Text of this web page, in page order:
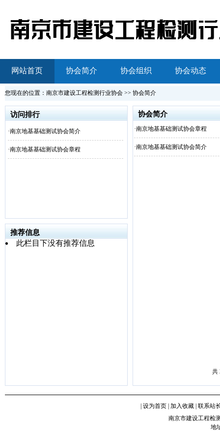
网站首页 协会简介 协会组织 协会动态
您现在的位置：南京市建设工程检测行业协会 >> 协会简介
访问排行
·南京地基基础测试协会简介
·南京地基基础测试协会章程
推荐信息
此栏目下没有推荐信息
协会简介
·南京地基基础测试协会章程
·南京地基基础测试协会简介
共
设为首页 加入收藏 联系站
南京市建设工程检
地